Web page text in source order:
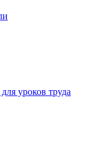
уроков труда